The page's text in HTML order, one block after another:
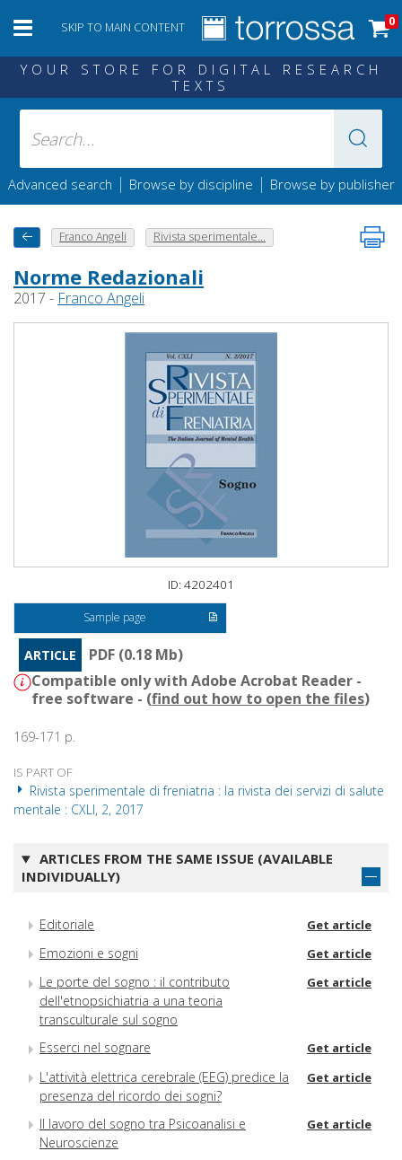
SKIP TO MAIN CONTENT 0
YOUR STORE FOR DIGITAL RESEARCH
TEXTS
Advanced search | Browse by discipline | Browse by publisher
Franco Angeli Rivista sperimentale...
Norme Redazionali
2017 - Franco Angeli
ID: 4202401
Sample page
ARTICLE
PDF (0.18 Mb)
Compatible only with Adobe Acrobat Reader -
free software - (find out how to open the files)
169-171 p.
IS PART OF
Rivista sperimentale di freniatria : la rivista dei servizi di salute
mentale : CXLI, 2, 2017
ARTICLES FROM THE SAME ISSUE (AVAILABLE
INDIVIDUALLY)
Editoriale Get article
Emozioni e sogni Get article
Le porte del sogno : il contributo
dell'etnopsichiatria a una teoria
transculturale sul sogno
Get article
Esserci nel sognare Get article
L'attività elettrica cerebrale (EEG) predice la
presenza del ricordo dei sogni?
Get article
Il lavoro del sogno tra Psicoanalisi e
Neuroscienze
Get article